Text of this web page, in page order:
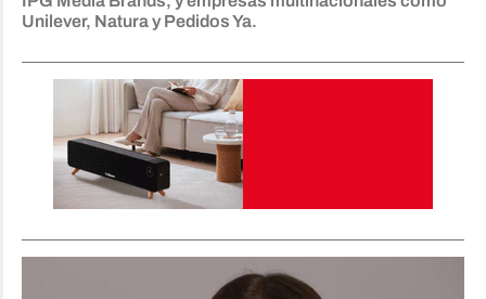
Unilever, Natura y Pedidos Ya.